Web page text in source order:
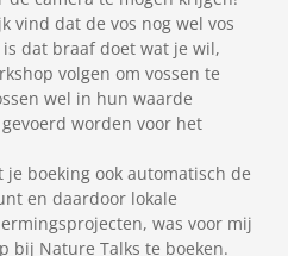
vind dat de vos nog wel vos
dat braaf doet wat je wil,
volgen om vossen te
wel in hun waarde
worden voor het
boeking ook automatisch de
en daardoor lokale
was voor mij
bij Nature Talks te boeken.